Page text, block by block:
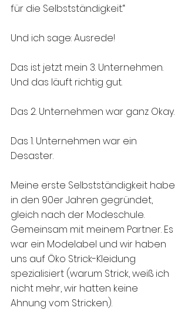
für die Selbstständigkeit.“
Und ich sage: Ausrede!
Das ist jetzt mein 3. Unternehmen.
Und das läuft richtig gut.
Das 2. Unternehmen war ganz Okay.
Das 1. Unternehmen war ein
Desaster.
Meine erste Selbstständigkeit habe
in den 90er Jahren gegründet,
gleich nach der Modeschule.
Gemeinsam mit meinem Partner. Es
war ein Modelabel und wir haben
uns auf Öko Strick-Kleidung
spezialisiert (warum Strick, weiß ich
nicht mehr, wir hatten keine
Ahnung vom Stricken).